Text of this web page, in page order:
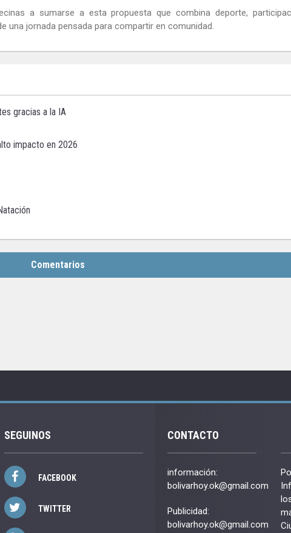
a sumarse a esta propuesta que combina deporte,
una jornada pensada para compartir en comunidad.
gracias a la IA
impacto en 2026
Comentarios
SEGUINOS
FACEBOOK
TWITTER
CONTACTO
información:
bolivarhoy.ok@gmail.com
Publicidad:
bolivarhoy.ok@gmail.com